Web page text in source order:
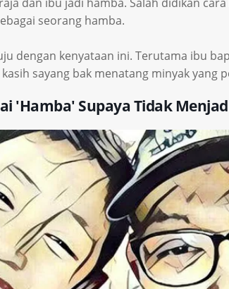
seorang hamba.
dengan kenyataan ini. Terutama ibu
sayang bak menatang minyak yang
'Hamba' Supaya Tidak